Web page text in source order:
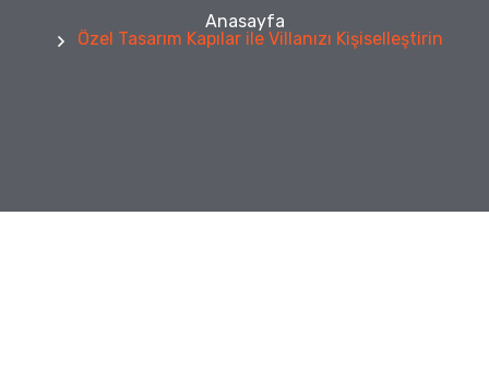
Anasayfa
Özel Tasarım Kapılar ile Villanızı Kişiselleştirin